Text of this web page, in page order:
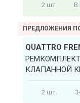
2 шт. В
ПРЕДЛОЖЕНИЯ
QUATTRO
КЛАПАННОЙ
2 шт.